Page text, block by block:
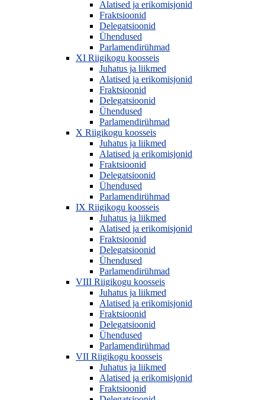
Alatised ja erikomisjonid
Fraktsioonid
Delegatsioonid
Ühendused
Parlamendirühmad
XI Riigikogu koosseis
Juhatus ja liikmed
Alatised ja erikomisjonid
Fraktsioonid
Delegatsioonid
Ühendused
Parlamendirühmad
X Riigikogu koosseis
Juhatus ja liikmed
Alatised ja erikomisjonid
Fraktsioonid
Delegatsioonid
Ühendused
Parlamendirühmad
IX Riigikogu koosseis
Juhatus ja liikmed
Alatised ja erikomisjonid
Fraktsioonid
Delegatsioonid
Ühendused
Parlamendirühmad
VIII Riigikogu koosseis
Juhatus ja liikmed
Alatised ja erikomisjonid
Fraktsioonid
Delegatsioonid
Ühendused
Parlamendirühmad
VII Riigikogu koosseis
Juhatus ja liikmed
Alatised ja erikomisjonid
Fraktsioonid